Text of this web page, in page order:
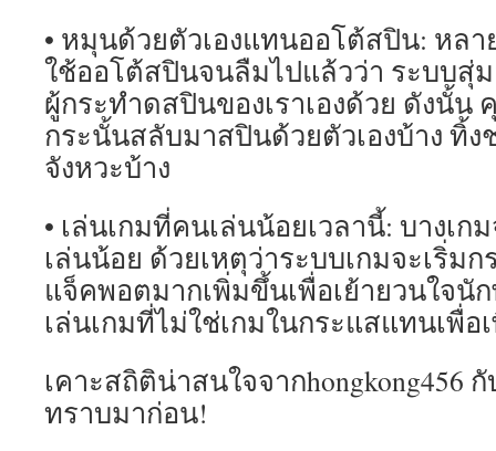
• หมุนด้วยตัวเองแทนออโต้สปิน: หลา
ใช้ออโต้สปินจนลืมไปแล้วว่า ระบบสุ่
ผู้กระทำดสปินของเราเองด้วย ดังนั้
กระนั้นสลับมาสปินด้วยตัวเองบ้าง ทิ้ง
จังหวะบ้าง
• เล่นเกมที่คนเล่นน้อยเวลานี้: บางเ
เล่นน้อย ด้วยเหตุว่าระบบเกมจะเริ่ม
แจ็คพอตมากเพิ่มขึ้นเพื่อเย้ายวนใจนั
เล่นเกมที่ไม่ใช่เกมในกระแสแทนเพื่
เคาะสถิติน่าสนใจจากhongkong456
ทราบมาก่อน!